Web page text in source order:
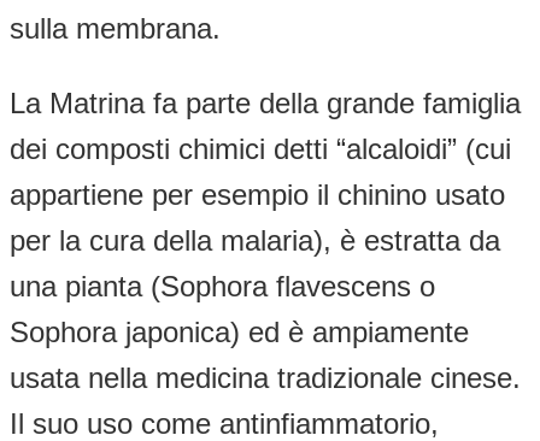
sulla membrana.
La Matrina fa parte della grande famiglia
dei composti chimici detti “alcaloidi” (cui
appartiene per esempio il chinino usato
per la cura della malaria), è estratta da
una pianta (Sophora flavescens o
Sophora japonica) ed è ampiamente
usata nella medicina tradizionale cinese.
Il suo uso come antinfiammatorio,